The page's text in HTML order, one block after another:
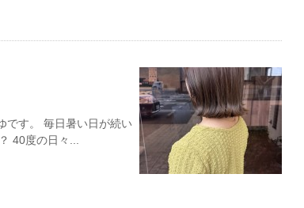
です。 毎日暑い日が続い
40度の日々...